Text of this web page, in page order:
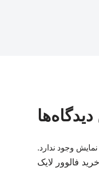
دیدگاه‌ها
وجود ندارد.
خرید فالوور لایک